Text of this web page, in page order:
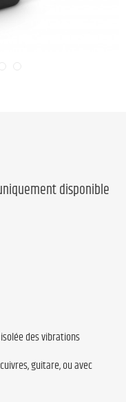
disponible
des vibrations
guitare, ou avec